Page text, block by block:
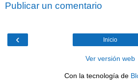
Publicar un comentario
‹ Inicio
Ver versión web
Con la tecnología de